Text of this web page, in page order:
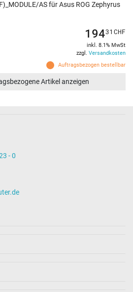
AS für Asus ROG Zephyrus
Auftragsbezogen bestellbar
19431 CHF
inkl. 8.1% MwSt
zzgl. Versandkosten
Artikel anzeigen
- 0